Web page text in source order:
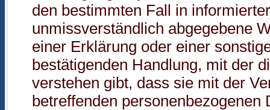
den bestimmten Fall in
unmissverständlich abgegebene
einer Erklärung oder einer
bestätigenden Handlung, mit der
verstehen gibt, dass sie mit der
betreffenden personenbezogenen